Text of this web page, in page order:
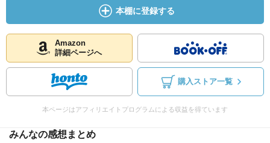
本棚に登録する
Amazon
詳細ページへ
購入ストア一覧
本ページはアフィリエイトプログラムによる収益を得ています
みんなの感想まとめ